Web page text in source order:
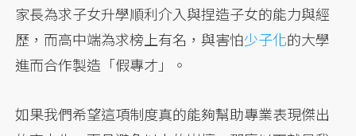
家長為求子女升學順利介入與捏造子女的能力與經
歷，而高中端為求榜上有名，與害怕少子化的大學
進而合作製造「假專才」。
如果我們希望這項制度真的能夠幫助專業表現傑出